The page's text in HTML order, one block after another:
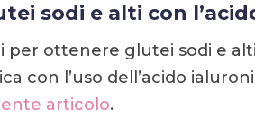
sodi e alti con
per ottenere glutei sodi e
con l’uso dell’acido
articolo.